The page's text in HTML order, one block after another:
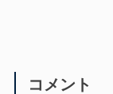
コメント